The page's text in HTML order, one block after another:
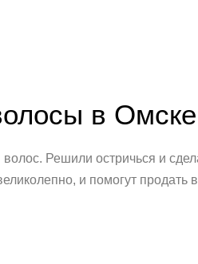
в
Решили остричься и
и помогут